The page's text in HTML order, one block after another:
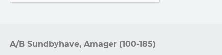
A/B Sundbyhave, Amager (100-185)